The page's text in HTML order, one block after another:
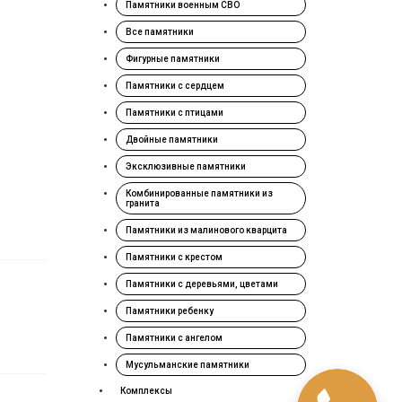
Памятники военным СВО
Все памятники
Фигурные памятники
Памятники с сердцем
Памятники с птицами
Двойные памятники
Эксклюзивные памятники
Комбинированные памятники из
гранита
Памятники из малинового кварцита
Памятники с крестом
Памятники с деревьями, цветами
Памятники ребенку
Памятники с ангелом
Мусульманские памятники
Комплексы